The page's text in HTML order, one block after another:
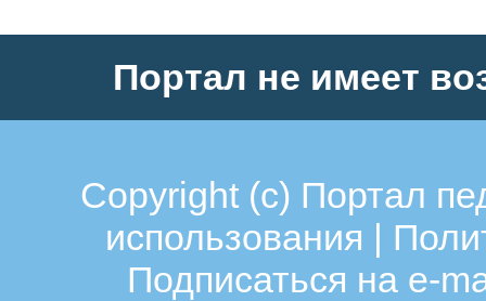
Портал не имеет
Copyright (c) Портал
использования |
Подписаться на e-